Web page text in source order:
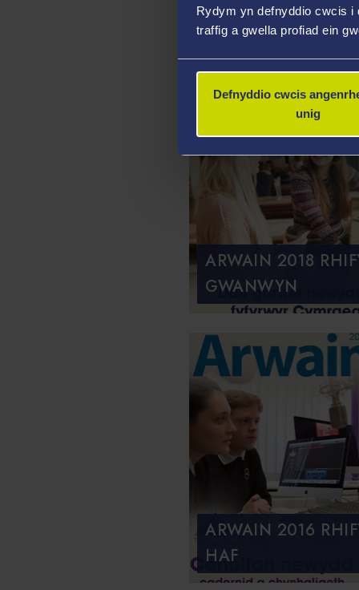
Rydym yn defnyddio cwcis i
traffig a gwella profiad ein
Defnyddio cwcis
unig
HAF
ARWAIN 2018
GWANWYN
ARWAIN 2016
HAF